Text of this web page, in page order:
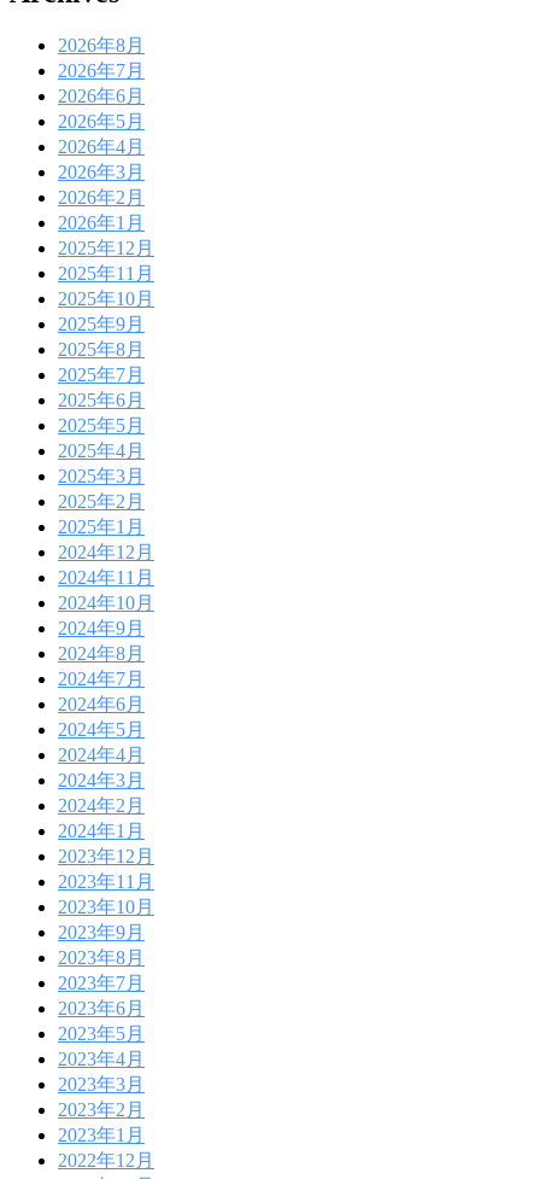
2026年8月
2026年7月
2026年6月
2026年5月
2026年4月
2026年3月
2026年2月
2026年1月
2025年12月
2025年11月
2025年10月
2025年9月
2025年8月
2025年7月
2025年6月
2025年5月
2025年4月
2025年3月
2025年2月
2025年1月
2024年12月
2024年11月
2024年10月
2024年9月
2024年8月
2024年7月
2024年6月
2024年5月
2024年4月
2024年3月
2024年2月
2024年1月
2023年12月
2023年11月
2023年10月
2023年9月
2023年8月
2023年7月
2023年6月
2023年5月
2023年4月
2023年3月
2023年2月
2023年1月
2022年12月